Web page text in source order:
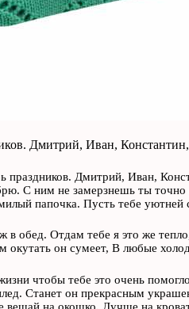
Дмитрий, Иван,
праздников. Дмитрий, Иван,
С ним не замерзнешь ты
папочка. Пусть тебе уютней
в обед. Отдам тебе я это же
он сумеет, В любые
чтобы тебе это очень
Станет он прекрасным